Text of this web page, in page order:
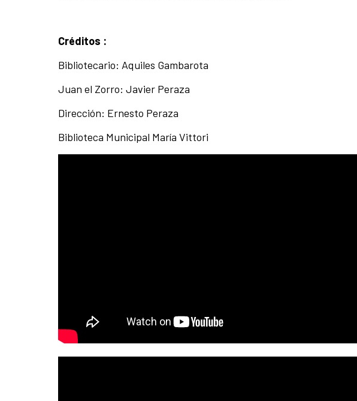
Créditos :
Bibliotecario: Aquiles Gambarota
Juan el Zorro: Javier Peraza
Dirección: Ernesto Peraza
Biblioteca Municipal María Vittori